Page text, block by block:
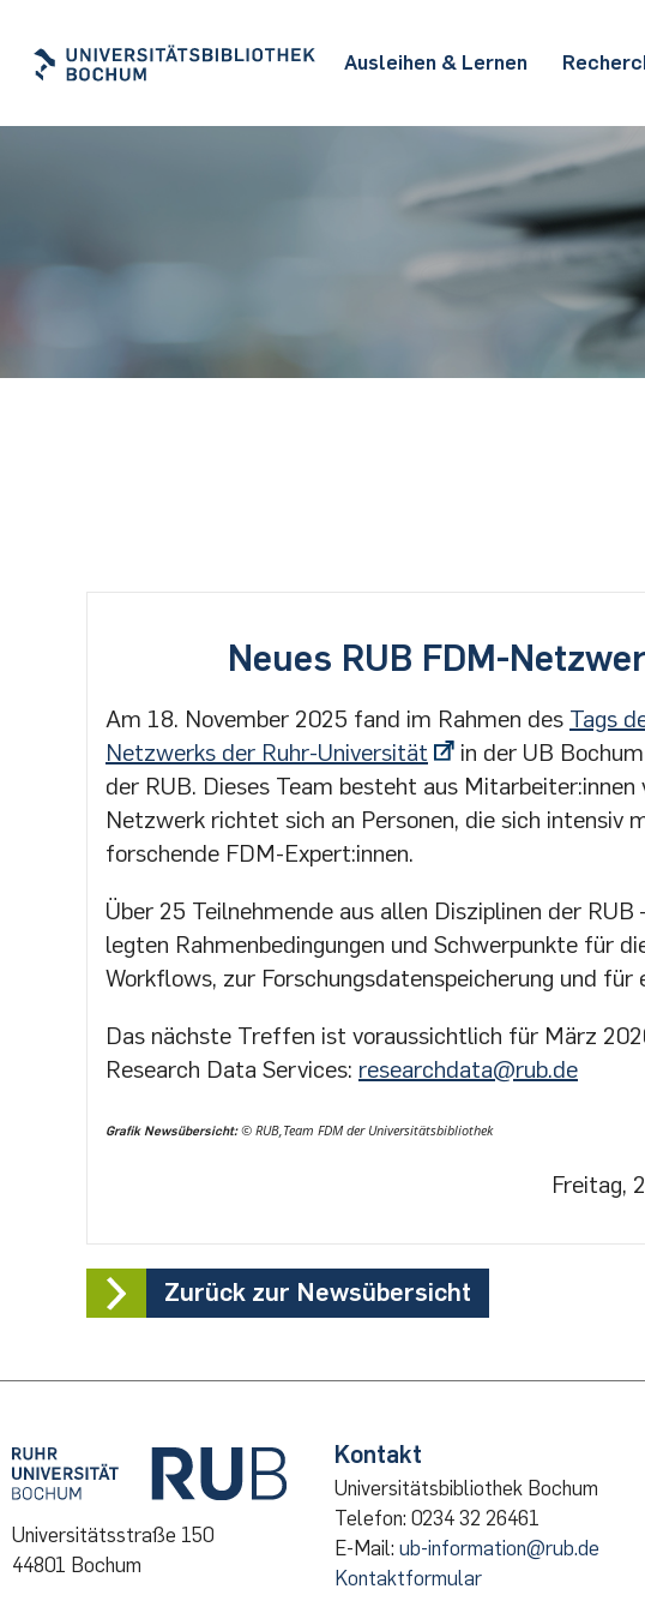
Ausleihen & Lernen
Neues RUB FDM-
Am 18. November 2025 fand im Rahmen des Tags
Netzwerks der Ruhr-Universität
in der UB
der RUB. Dieses Team besteht aus Mitarbeiter:innen
Netzwerk richtet sich an Personen, die sich intensiv
forschende FDM-Expert:innen.
Über 25 Teilnehmende aus allen Disziplinen der
legten Rahmenbedingungen und Schwerpunkte für
Workflows, zur Forschungsdatenspeicherung und
Das nächste Treffen ist voraussichtlich für März
Research Data Services: researchdata@rub.de
Grafik Newsübersicht:© RUB,Team FDM der Universitätsbibliothek
Freitag,
Zurück zur Newsübersicht
Universitätsstraße 150
44801 Bochum
Kontakt
Universitätsbibliothek Bochum
Telefon: 0234 32 26461
E-Mail: ub-information@rub.de
Kontaktformular